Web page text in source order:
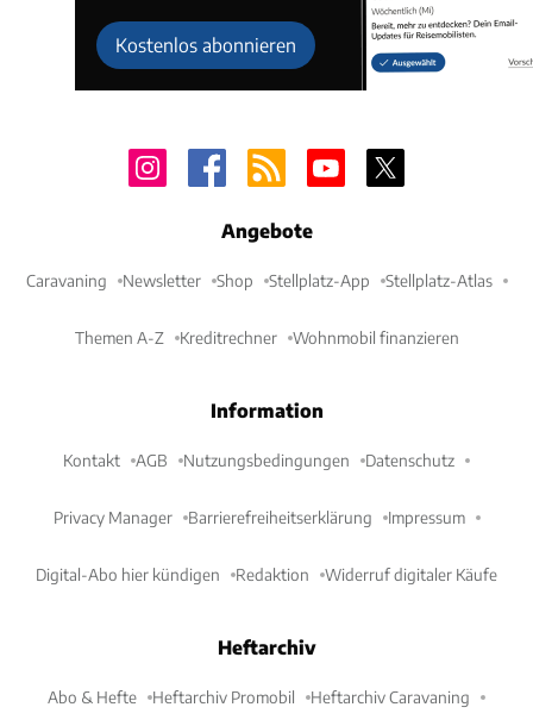
Kostenlos abonnieren
Angebote
Caravaning Newsletter Shop Stellplatz-App Stellplatz-Atlas
Themen A-Z Kreditrechner Wohnmobil finanzieren
Information
Kontakt AGB Nutzungsbedingungen Datenschutz
Privacy Manager Barrierefreiheitserklärung Impressum
Digital-Abo hier kündigen Redaktion Widerruf digitaler Käufe
Heftarchiv
Abo & Hefte Heftarchiv Promobil Heftarchiv Caravaning